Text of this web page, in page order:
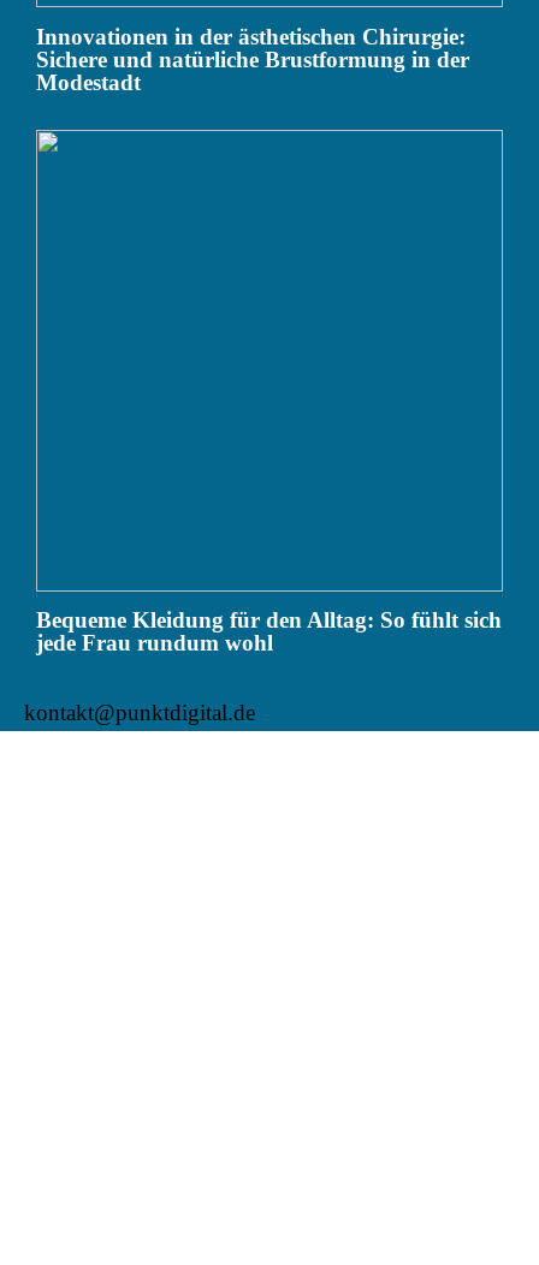
Innovationen in der ästhetischen Chirurgie:
Sichere und natürliche Brustformung in der
Modestadt
Bequeme Kleidung für den Alltag: So fühlt sich
jede Frau rundum wohl
kontakt@punktdigital.de